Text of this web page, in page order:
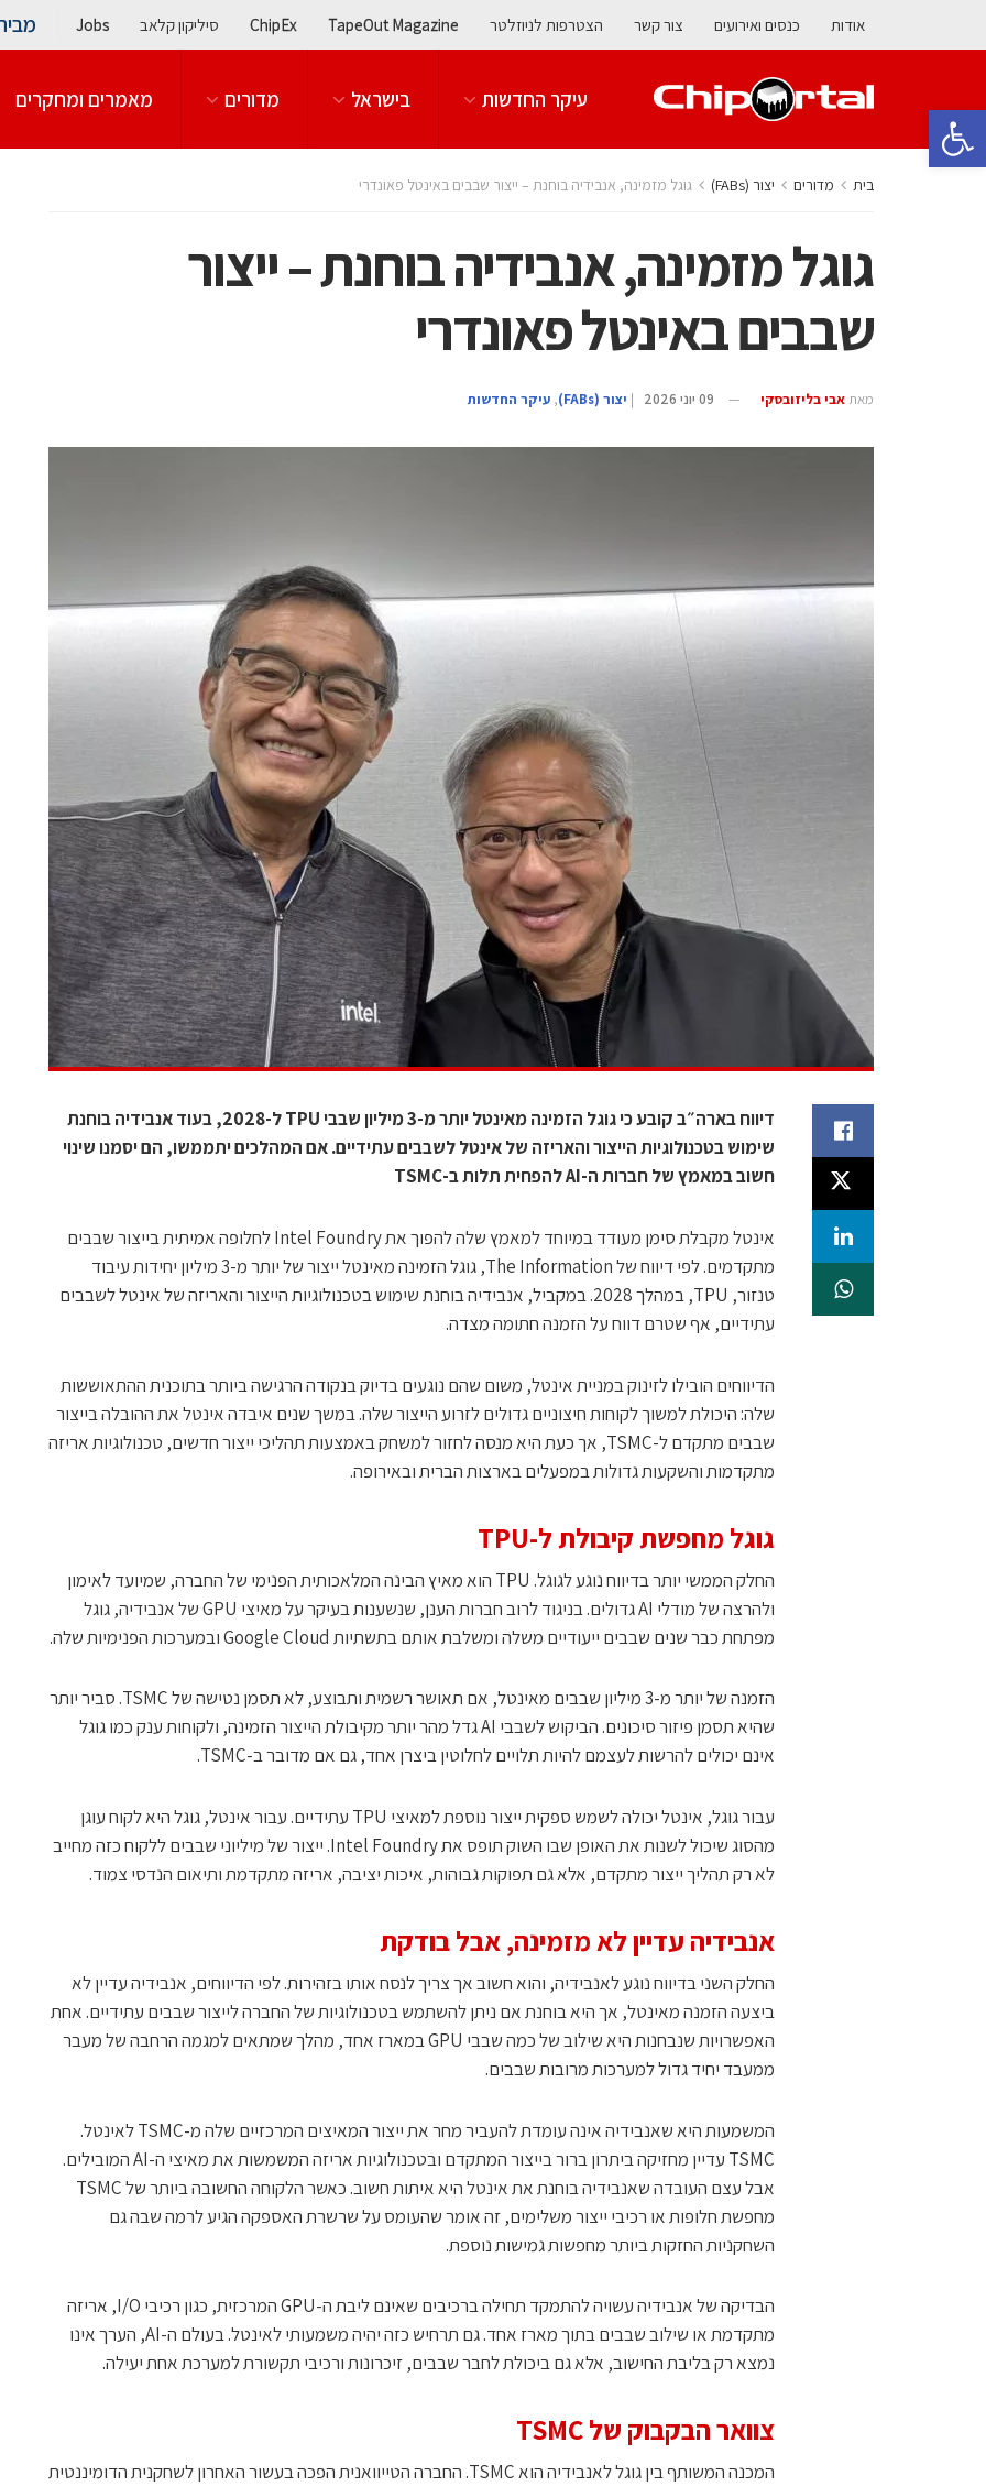
פתח סרגל נגישות
אודות כנסים ואירועים צור קשר הצטרפות לניוזלטר TapeOut Magazine
ChipEx סיליקון קלאב Jobs
עיקר החדשות בישראל מדורים מאמרים ומחקרים
בית מדורים ‫יצור (‪(FABs‬‬ גוגל מזמינה, אנבידיה בוחנת – ייצור שבבים באינטל פאונדרי
גוגל מזמינה, אנבידיה בוחנת – ייצור
שבבים באינטל פאונדרי
מאת אבי בליזובסקי 09 יוני 2026 | ‫יצור (‪(FABs‬‬ , עיקר החדשות
דיווח בארה״ב קובע כי גוגל הזמינה מאינטל יותר מ-3 מיליון שבבי TPU ל-2028, בעוד אנבידיה בוחנת
שימוש בטכנולוגיות הייצור והאריזה של אינטל לשבבים עתידיים. אם המהלכים יתממשו, הם יסמנו שינוי
חשוב במאמץ של חברות ה-AI להפחית תלות ב-TSMC
אינטל מקבלת סימן מעודד במיוחד למאמץ שלה להפוך את Intel Foundry לחלופה אמיתית בייצור שבבים
מתקדמים. לפי דיווח של The Information, גוגל הזמינה מאינטל ייצור של יותר מ-3 מיליון יחידות עיבוד
טנזור, TPU, במהלך 2028. במקביל, אנבידיה בוחנת שימוש בטכנולוגיות הייצור והאריזה של אינטל לשבבים
עתידיים, אף שטרם דווח על הזמנה חתומה מצדה.
הדיווחים הובילו לזינוק במניית אינטל, משום שהם נוגעים בדיוק בנקודה הרגישה ביותר בתוכנית ההתאוששות
שלה: היכולת למשוך לקוחות חיצוניים גדולים לזרוע הייצור שלה. במשך שנים איבדה אינטל את ההובלה בייצור
שבבים מתקדם ל-TSMC, אך כעת היא מנסה לחזור למשחק באמצעות תהליכי ייצור חדשים, טכנולוגיות אריזה
מתקדמות והשקעות גדולות במפעלים בארצות הברית ובאירופה.
גוגל מחפשת קיבולת ל-TPU
החלק הממשי יותר בדיווח נוגע לגוגל. TPU הוא מאיץ הבינה המלאכותית הפנימי של החברה, שמיועד לאימון
ולהרצה של מודלי AI גדולים. בניגוד לרוב חברות הענן, שנשענות בעיקר על מאיצי GPU של אנבידיה, גוגל
מפתחת כבר שנים שבבים ייעודיים משלה ומשלבת אותם בתשתיות Google Cloud ובמערכות הפנימיות שלה.
הזמנה של יותר מ-3 מיליון שבבים מאינטל, אם תאושר רשמית ותבוצע, לא תסמן נטישה של TSMC. סביר יותר
שהיא תסמן פיזור סיכונים. הביקוש לשבבי AI גדל מהר יותר מקיבולת הייצור הזמינה, ולקוחות ענק כמו גוגל
אינם יכולים להרשות לעצמם להיות תלויים לחלוטין ביצרן אחד, גם אם מדובר ב-TSMC.
עבור גוגל, אינטל יכולה לשמש ספקית ייצור נוספת למאיצי TPU עתידיים. עבור אינטל, גוגל היא לקוח עוגן
מהסוג שיכול לשנות את האופן שבו השוק תופס את Intel Foundry. ייצור של מיליוני שבבים ללקוח כזה מחייב
לא רק תהליך ייצור מתקדם, אלא גם תפוקות גבוהות, איכות יציבה, אריזה מתקדמת ותיאום הנדסי צמוד.
אנבידיה עדיין לא מזמינה, אבל בודקת
החלק השני בדיווח נוגע לאנבידיה, והוא חשוב אך צריך לנסח אותו בזהירות. לפי הדיווחים, אנבידיה עדיין לא
ביצעה הזמנה מאינטל, אך היא בוחנת אם ניתן להשתמש בטכנולוגיות של החברה לייצור שבבים עתידיים. אחת
האפשרויות שנבחנות היא שילוב של כמה שבבי GPU במארז אחד, מהלך שמתאים למגמה הרחבה של מעבר
ממעבד יחיד גדול למערכות מרובות שבבים.
המשמעות היא שאנבידיה אינה עומדת להעביר מחר את ייצור המאיצים המרכזיים שלה מ-TSMC לאינטל.
TSMC עדיין מחזיקה ביתרון ברור בייצור המתקדם ובטכנולוגיות אריזה המשמשות את מאיצי ה-AI המובילים.
אבל עצם העובדה שאנבידיה בוחנת את אינטל היא איתות חשוב. כאשר הלקוחה החשובה ביותר של TSMC
מחפשת חלופות או רכיבי ייצור משלימים, זה אומר שהעומס על שרשרת האספקה הגיע לרמה שבה גם
השחקניות החזקות ביותר מחפשות גמישות נוספת.
הבדיקה של אנבידיה עשויה להתמקד תחילה ברכיבים שאינם ליבת ה-GPU המרכזית, כגון רכיבי I/O, אריזה
מתקדמת או שילוב שבבים בתוך מארז אחד. גם תרחיש כזה יהיה משמעותי לאינטל. בעולם ה-AI, הערך אינו
נמצא רק בליבת החישוב, אלא גם ביכולת לחבר שבבים, זיכרונות ורכיבי תקשורת למערכת אחת יעילה.
צוואר הבקבוק של TSMC
המכנה המשותף בין גוגל לאנבידיה הוא TSMC. החברה הטייוואנית הפכה בעשור האחרון לשחקנית הדומיננטית